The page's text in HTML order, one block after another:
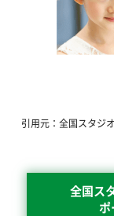
引用元：全国スタ
全国ス
ポ